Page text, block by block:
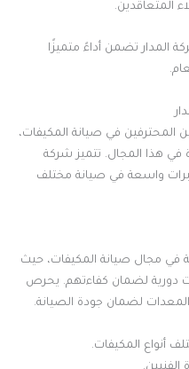
المتعاقدين.
المدار تضمن أداءً متميزًا
المحترفين في صيانة المكيفات،
في هذا المجال. تتميز شركة
واسعة في صيانة مختلف
في مجال صيانة المكيفات، حيث
دورية لضمان كفاءتهم. يحرص
لضمان جودة الصيانة.
أنواع المكيفات.